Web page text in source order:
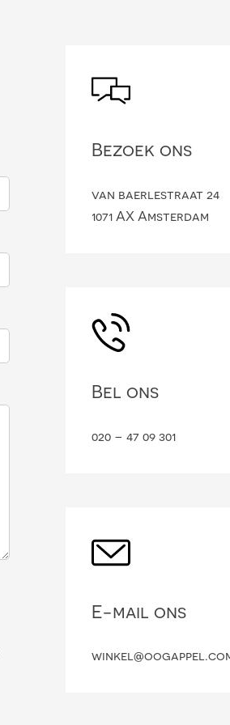
Bezoek ons
van baerlestraat 24
1071 AX Amsterdam
Bel ons
020 – 47 09 301
E-mail ons